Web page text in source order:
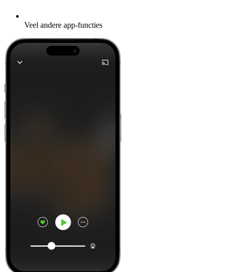
Veel andere app-functies